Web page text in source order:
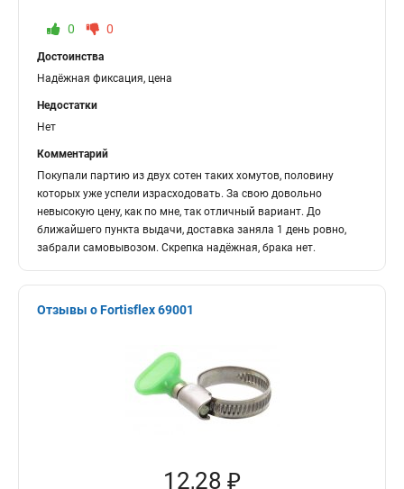
0 0
Достоинства
Надёжная фиксация, цена
Недостатки
Нет
Комментарий
Покупали партию из двух сотен таких хомутов, половину
которых уже успели израсходовать. За свою довольно
невысокую цену, как по мне, так отличный вариант. До
ближайшего пункта выдачи, доставка заняла 1 день ровно,
забрали самовывозом. Скрепка надёжная, брака нет.
Отзывы о Fortisflex 69001
12,28 ₽